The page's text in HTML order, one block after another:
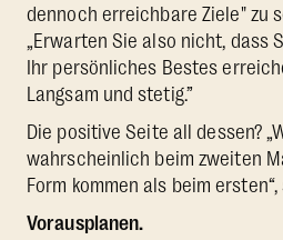
dennoch erreichbare Ziele" zu
„Erwarten Sie also nicht, dass
Ihr persönliches Bestes
Langsam und stetig.”
Die positive Seite all dessen?
wahrscheinlich beim zweiten
Form kommen als beim
Vorausplanen.